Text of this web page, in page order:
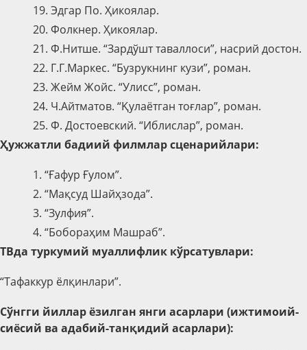
19. Эдгар По. Ҳикоялар.
20. Фолкнер. Ҳикоялар.
21. Ф.Нитше. “Зардўшт таваллоси”, насрий достон.
22. Г.Г.Маркес. “Бузрукнинг кузи”, роман.
23. Жейм Жойс. “Улисс”, роман.
24. Ч.Айтматов. “Қулаётган тоғлар”, роман.
25. Ф. Достоевский. “Иблислар”, роман.
Ҳужжатли бадиий филмлар сценарийлари:
1. “Ғафур Ғулом”.
2. “Мақсуд Шайҳзода”.
3. “Зулфия”.
4. “Бобораҳим Машраб”.
ТВда туркумий муаллифлик кўрсатувлари:
“Тафаккур ёлқинлари”.
Сўнгги йиллар ёзилган янги асарлари (ижтимоий-
сиёсий ва адабий-танқидий асарлари):